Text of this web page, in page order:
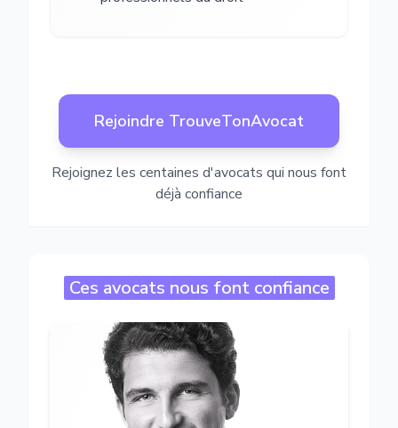
Rejoindre TrouveTonAvocat
Rejoignez les centaines d'avocats qui nous font
déjà confiance
Ces avocats nous font confiance